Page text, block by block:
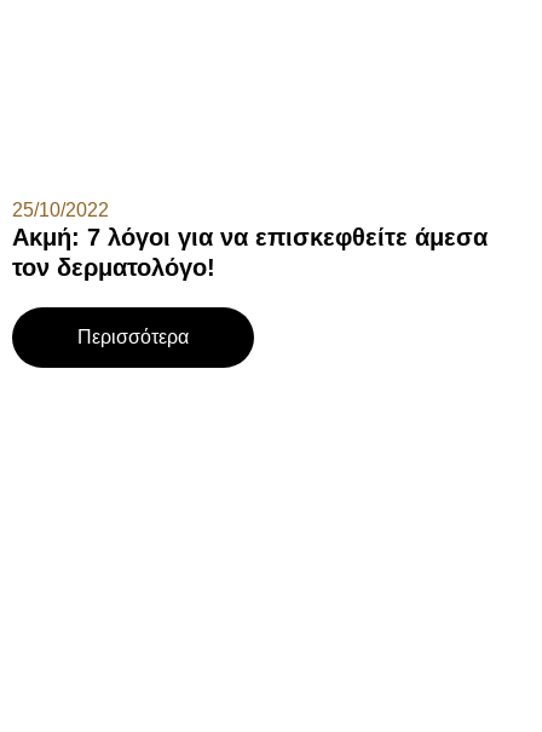
Ακμή: 7 λόγοι για να επισκεφθείτε άμεσα
τον δερματολόγο!
25/10/2022
Περισσότερα